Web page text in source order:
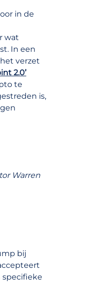
in de
wat
In een
verzet
2.0’
te
is,
Warren
bij